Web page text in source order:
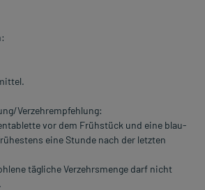
Verzehrempfehlung:
vor dem Frühstück und eine blau-
eine Stunde nach der letzten
tägliche Verzehrsmenge darf nicht